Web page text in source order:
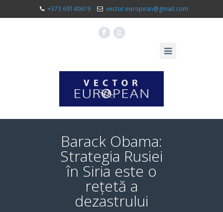
+373 69140619 vector.european@gmail.com
F X
Barack Obama:
Strategia Rusiei
în Siria este o
rețetă a
dezastrului